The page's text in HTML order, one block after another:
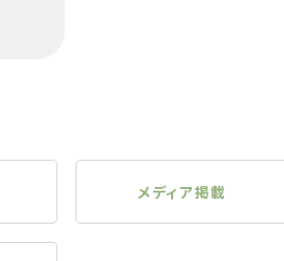
メディア掲載